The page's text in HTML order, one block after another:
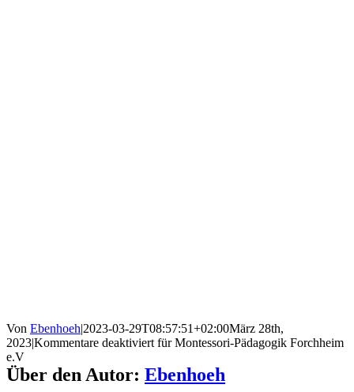
Von Ebenhoeh|2023-03-29T08:57:51+02:00März 28th,
2023|Kommentare deaktiviert für Montessori-Pädagogik Forchheim
e.V
Über den Autor: Ebenhoeh